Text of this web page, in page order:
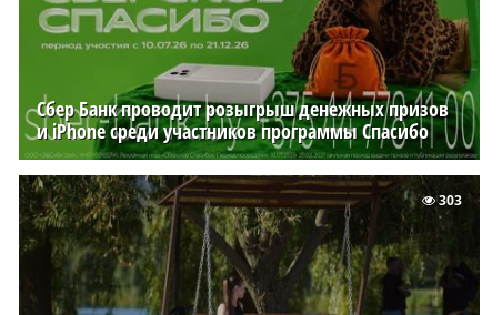
Сбер Банк проводит розыгрыш денежных призов
и iPhone среди участников программы Спасибо
303